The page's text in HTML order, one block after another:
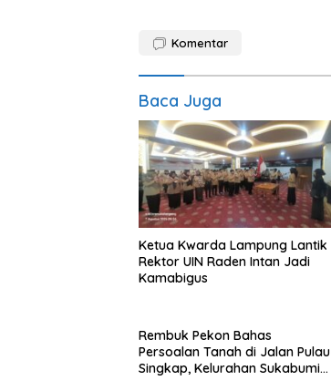
Komentar
Baca Juga
Ketua Kwarda Lampung Lantik
Rektor UIN Raden Intan Jadi
Kamabigus
Rembuk Pekon Bahas
Persoalan Tanah di Jalan Pulau
Singkap, Kelurahan Sukabumi